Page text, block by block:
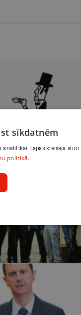
ja tāpēc jākrīt
sīkdatnēm
analītikai. Lapas kreisajā stūrī
politikā.